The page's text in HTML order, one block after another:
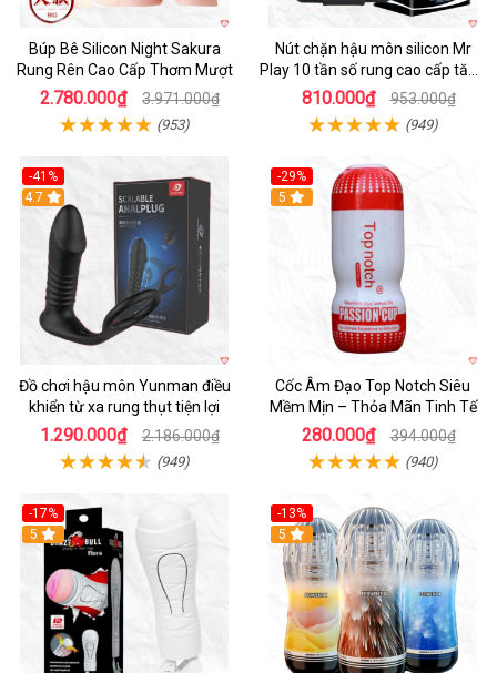
Búp Bê Silicon Night Sakura
Rung Rên Cao Cấp Thơm Mượt
2.780.000₫ 3.971.000₫
(953)
Nút chặn hậu môn silicon Mr
Play 10 tần số rung cao cấp tăng
khoái cảm
810.000₫ 953.000₫
(949)
-41%
Hot
4.7
Đồ chơi hậu môn Yunman điều
khiển từ xa rung thụt tiện lợi
1.290.000₫ 2.186.000₫
(949)
-29%
5
Cốc Âm Đạo Top Notch Siêu
Mềm Mịn – Thỏa Mãn Tinh Tế
280.000₫ 394.000₫
(940)
-17%
5
-13%
Hot
5